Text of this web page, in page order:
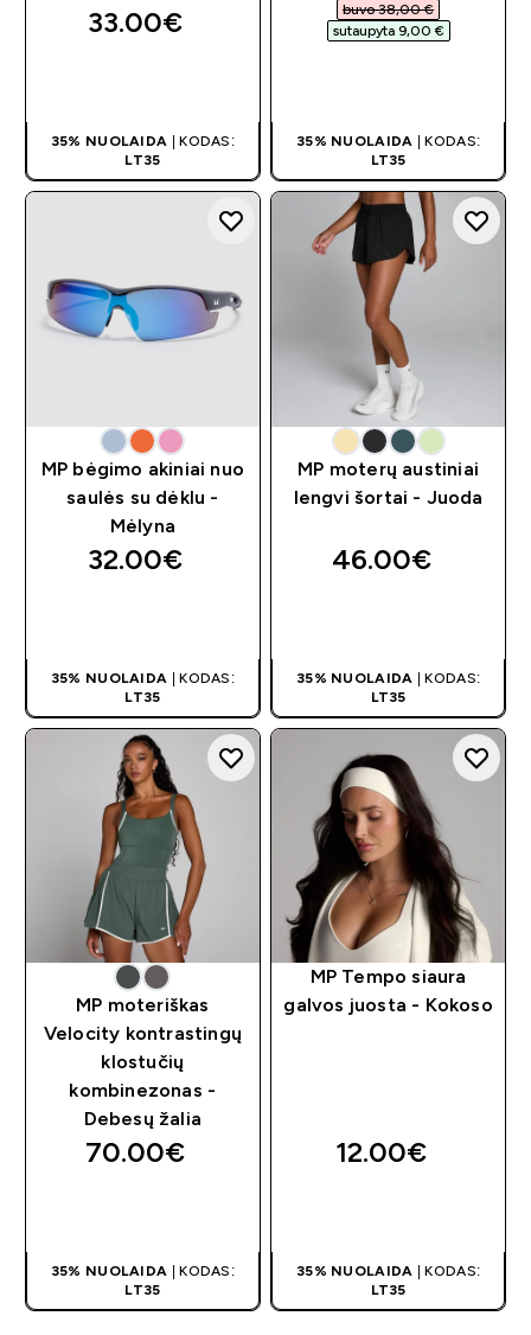
33.00€‎
35% NUOLAIDA | KODAS:
LT35
buvo 38,00 €‎
sutaupyta 9,00 €‎
35% NUOLAIDA | KODAS:
LT35
MP bėgimo akiniai nuo
saulės su dėklu -
Mėlyna
32.00€‎
35% NUOLAIDA | KODAS:
LT35
MP moterų austiniai
lengvi šortai - Juoda
46.00€‎
35% NUOLAIDA | KODAS:
LT35
MP moteriškas
Velocity kontrastingų
klostučių
kombinezonas -
Debesų žalia
70.00€‎
35% NUOLAIDA | KODAS:
LT35
MP Tempo siaura
galvos juosta - Kokoso
12.00€‎
35% NUOLAIDA | KODAS:
LT35